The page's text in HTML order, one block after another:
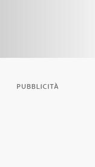
PUBBLICITÀ